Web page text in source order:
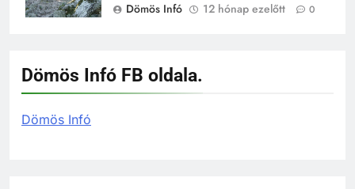
Dömös Infó
12 hónap ezelőtt 0
Dömös Infó FB oldala.
Dömös Infó